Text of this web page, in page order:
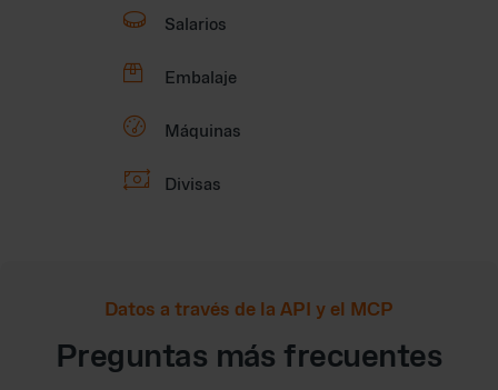
 Salarios
 Embalaje
 Máquinas
 Divisas
Datos a través de la API y el MCP
Preguntas más frecuentes